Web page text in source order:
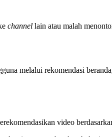
channel lain atau malah
melalui rekomendasi
video